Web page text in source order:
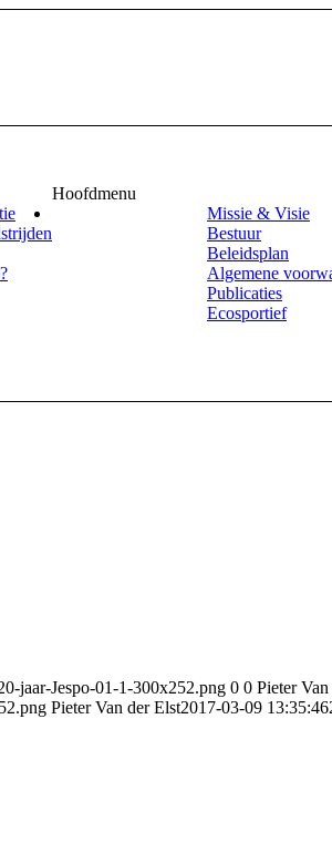
Hoofdmenu
Missie & Visie
Bestuur
Beleidsplan
Algemene
Publicaties
Ecosportief
jaar-Jespo-01-1-300x252.png 0 0 Pieter
Pieter Van der Elst2017-03-09 13:35:46